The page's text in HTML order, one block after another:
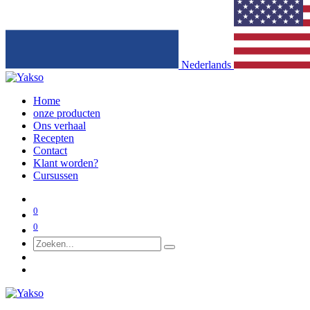
Nederlands
Home
onze producten
Ons verhaal
Recepten
Contact
Klant worden?
Cursussen
0
0